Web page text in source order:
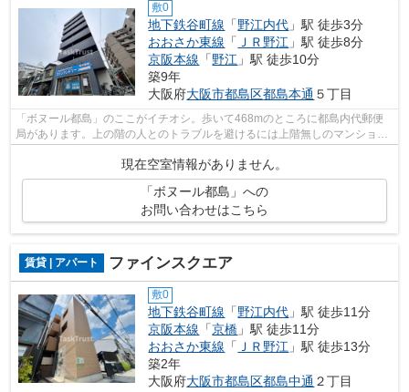
敷0
地下鉄谷町線 「野江内代 」駅 徒歩3分
おおさか東線 「 ＪＲ野江 」駅 徒歩8分
京阪本線 「野江 」駅 徒歩10分
築9年
大阪府大阪市都島区都島本通 ５丁目
「ボヌール都島」のここがイチオシ。歩いて468mのところに都島内代郵便
局があります。上の階の人とのトラブルを避けるには上階無しのマンション
現在空室情報がありません。
「ボヌール都島」への
お問い合わせはこちら
賃貸 | アパート ファインスクエア
敷0
地下鉄谷町線 「野江内代 」駅 徒歩11分
京阪本線 「京橋 」駅 徒歩11分
おおさか東線 「 ＪＲ野江 」駅 徒歩13分
築2年
大阪府大阪市都島区都島中通 ２丁目